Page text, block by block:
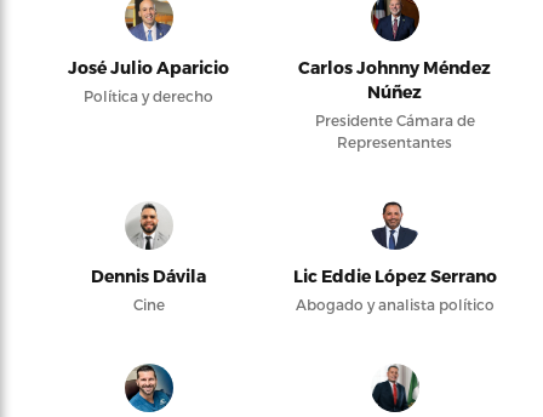
José Julio Aparicio
Política y derecho
Carlos Johnny Méndez
Núñez
Presidente Cámara de
Representantes
Dennis Dávila
Cine
Lic Eddie López Serrano
Abogado y analista político